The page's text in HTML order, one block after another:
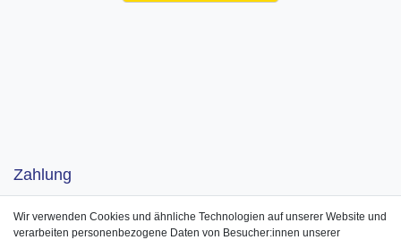
Zahlung
Wir verwenden Cookies und ähnliche Technologien auf unserer Website und
verarbeiten personenbezogene Daten von Besucher:innen unserer